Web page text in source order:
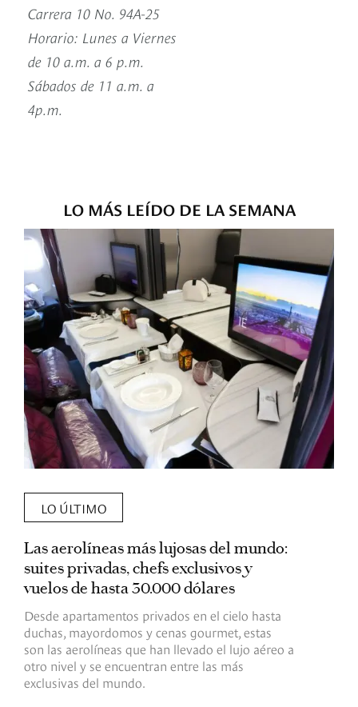
Carrera 10 No. 94A-25
Horario: Lunes a Viernes
de 10 a.m. a 6 p.m.
Sábados de 11 a.m. a
4p.m.
LO MÁS LEÍDO DE LA SEMANA
LO ÚLTIMO
Las aerolíneas más lujosas del mundo:
suites privadas, chefs exclusivos y
vuelos de hasta 30.000 dólares
Desde apartamentos privados en el cielo hasta
duchas, mayordomos y cenas gourmet, estas
son las aerolíneas que han llevado el lujo aéreo a
otro nivel y se encuentran entre las más
exclusivas del mundo.